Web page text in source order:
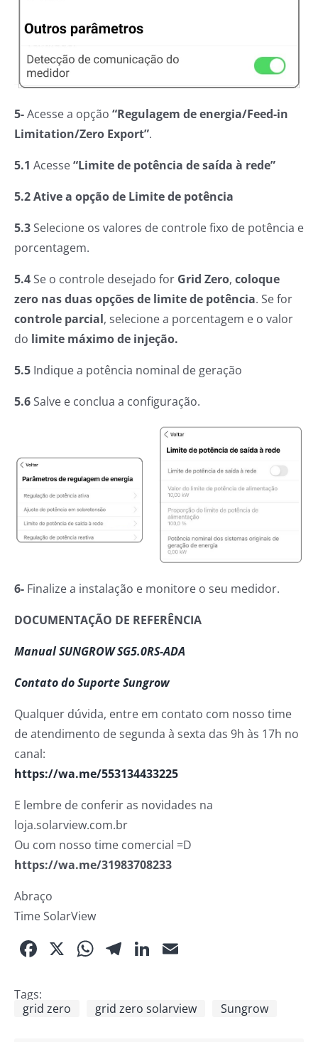
5-Acesse a opção “Regulagem de energia/Feed-in
Limitation/Zero Export”.
5.1 Acesse“Limite de potência de saída à rede”
5.2 Ative a opção de Limite de potência
5.3Selecione os valores de controle fixo de potência e
porcentagem.
5.4Se o controle desejado for Grid Zero, coloque
zero nas duas opções de limite de potência. Se for
controle parcial, selecione a porcentagem e o valor
do limite máximo de injeção.
5.5 Indique a potência nominal de geração
5.6Salve e conclua a configuração.
6- Finalize a instalação e monitore o seu medidor.
DOCUMENTAÇÃO DE REFERÊNCIA
Manual SUNGROW SG5.0RS-ADA
Contato do Suporte Sungrow
Qualquer dúvida, entre em contato com nosso time
de atendimento de segunda à sexta das 9h às 17h no
canal:
https://wa.me/553134433225
E lembre de conferir as novidades na
loja.solarview.com.br
Ou com nosso time comercial =D
https://wa.me/31983708233
Abraço
Time SolarView
Facebook
X WhatsApp
Telegram
LinkedIn
Tags:
grid zero
grid zero solarview Sungrow